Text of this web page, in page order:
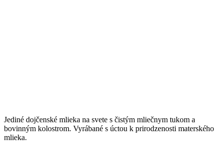
Jediné dojčenské mlieka na svete s čistým mliečnym tukom a
bovinným kolostrom. Vyrábané s úctou k prirodzenosti materského
mlieka.